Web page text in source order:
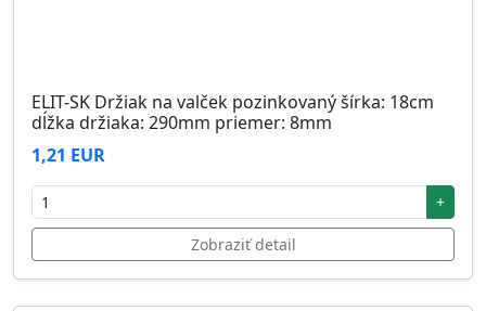
ELIT-SK Držiak na valček pozinkovaný šírka: 18cm
dĺžka držiaka: 290mm priemer: 8mm
1,21 EUR
+
Zobraziť detail